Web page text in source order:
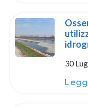
30